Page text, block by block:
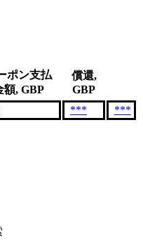
ポン支払
額, GBP
償還,
GBP
***
***